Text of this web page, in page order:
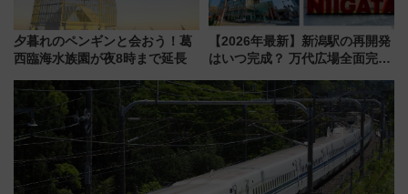
夕暮れのペンギンと会おう！葛
西臨海水族園が夜8時まで延長
【2026年最新】新潟駅の再開発
はいつ完成？ 万代広場全面完成
開発、バスタ新潟構想まで徹底
解説！